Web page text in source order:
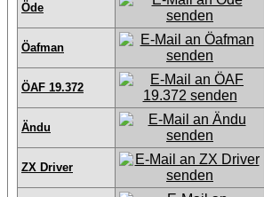
Öde
Öafman
ÖAF 19.372
Ändu
ZX Driver